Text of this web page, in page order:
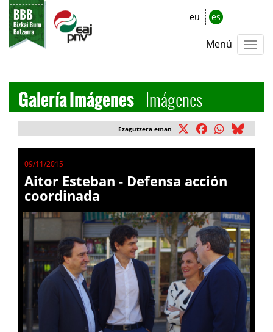
eu es
Menú
Galería Imágenes Imágenes
Ezagutzera eman
09/11/2015
Aitor Esteban - Defensa acción
coordinada